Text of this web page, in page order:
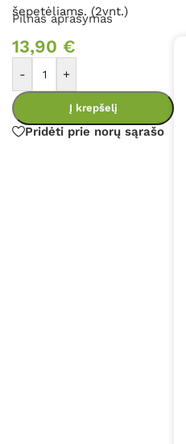
šepetėliams. (2vnt.)
Pilnas aprašymas
13,90 €
- +
Į krepšelį
Pridėti prie norų sąrašo